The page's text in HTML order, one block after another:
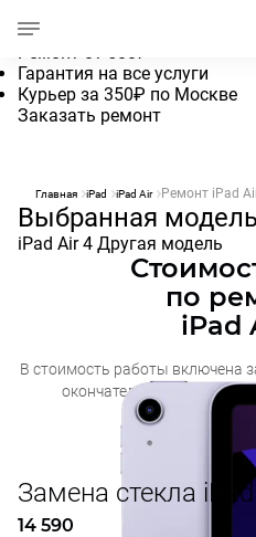
Ремонт iPad
Ремонт от 500₽
Гарантия на все услуги
Курьер за 350₽ по Москве
Заказать ремонт
Главная iPad iPad Air Ремонт iPad
Выбранная модель
iPad Air 4 Другая модель
по
iPad
В стоимость работы включена
окончательная
цена.
Замена стекла
14 590